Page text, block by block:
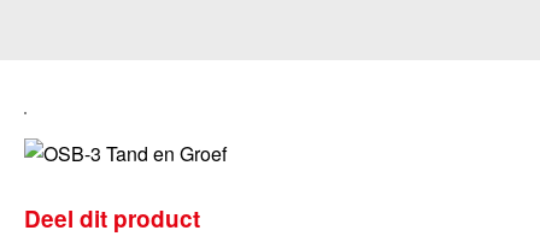
Deel dit product